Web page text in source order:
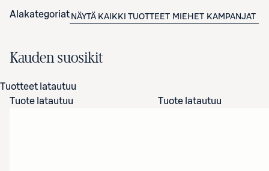
Alakategoriat NÄYTÄ KAIKKI TUOTTEET MIEHET KAMPANJAT
Kauden suosikit
Tuotteet latautuu
Tuote latautuu
Tuote latautuu